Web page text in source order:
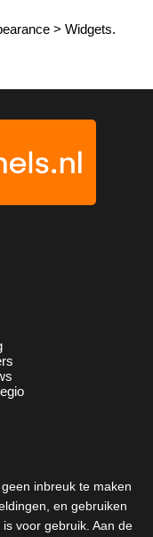
> Widgets.
inbreuk te maken
en gebruiken
voor gebruik. Aan de